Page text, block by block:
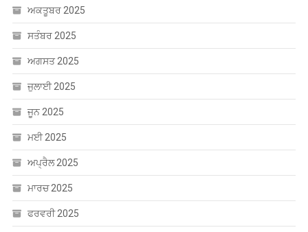
ਅਕਤੂਬਰ 2025
ਸਤੰਬਰ 2025
ਅਗਸਤ 2025
ਜੁਲਾਈ 2025
ਜੂਨ 2025
ਮਈ 2025
ਅਪ੍ਰੈਲ 2025
ਮਾਰਚ 2025
ਫਰਵਰੀ 2025